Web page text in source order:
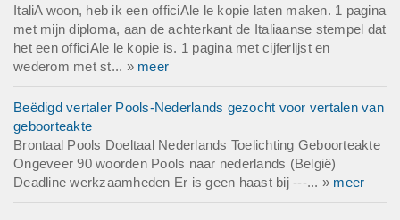
ItaliA woon, heb ik een officiAle le kopie laten maken. 1 pagina
met mijn diploma, aan de achterkant de Italiaanse stempel dat
het een officiAle le kopie is. 1 pagina met cijferlijst en
wederom met st... » meer
Beëdigd vertaler Pools-Nederlands gezocht voor vertalen van
geboorteakte
Brontaal Pools Doeltaal Nederlands Toelichting Geboorteakte
Ongeveer 90 woorden Pools naar nederlands (België)
Deadline werkzaamheden Er is geen haast bij ---... » meer